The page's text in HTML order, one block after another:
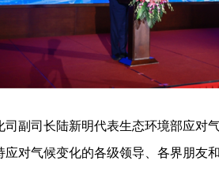
司长陆新明代表生态环境部应对
应对气候变化的各级领导、各界朋友